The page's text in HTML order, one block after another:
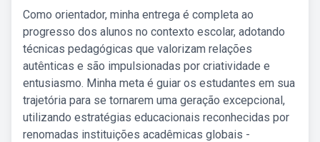
Como orientador, minha entrega é completa ao
progresso dos alunos no contexto escolar, adotando
técnicas pedagógicas que valorizam relações
autênticas e são impulsionadas por criatividade e
entusiasmo. Minha meta é guiar os estudantes em sua
trajetória para se tornarem uma geração excepcional,
utilizando estratégias educacionais reconhecidas por
renomadas instituições acadêmicas globais -